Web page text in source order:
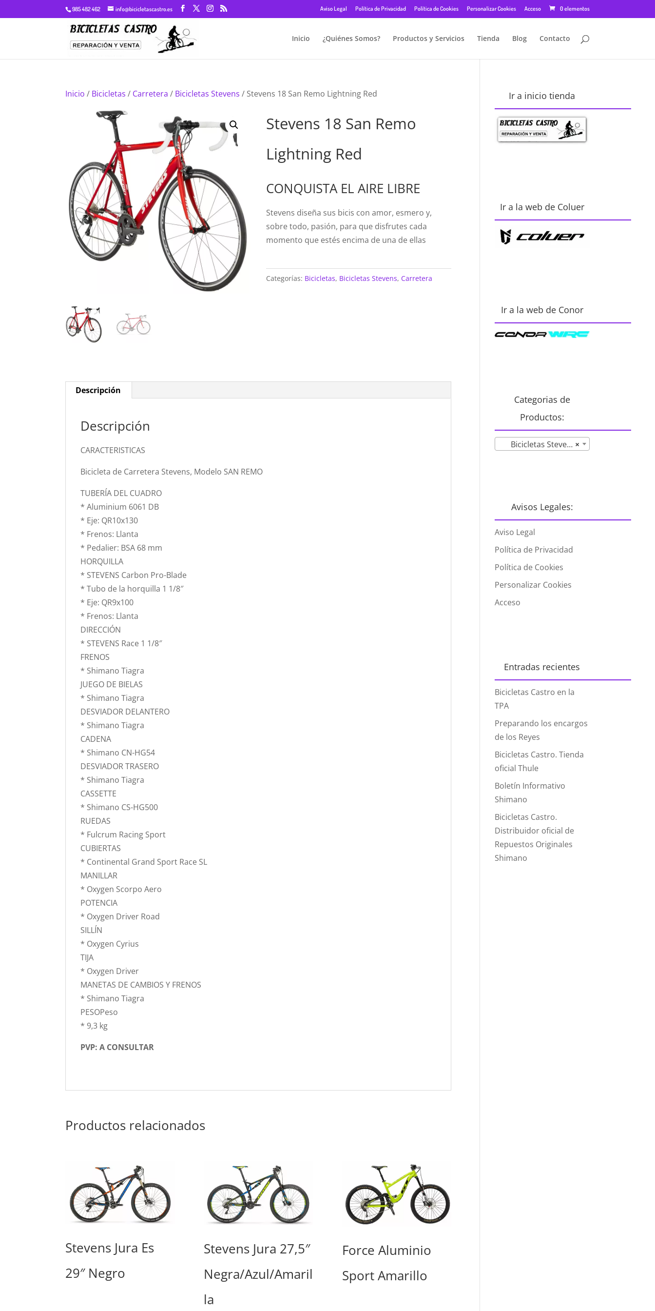
985 482 462 info@bicicletascastro.es Aviso Legal Política de Privacidad Política de Cookies Personalizar Cookies Acceso 0 elementos
Inicio ¿Quiénes Somos? Productos y Servicios Tienda Blog Contacto
Inicio / Bicicletas / Carretera / Bicicletas Stevens / Stevens 18 San Remo Lightning Red
Stevens 18 San Remo
Lightning Red
CONQUISTA EL AIRE LIBRE
Stevens diseña sus bicis con amor, esmero y,
sobre todo, pasión, para que disfrutes cada
momento que estés encima de una de ellas
Categorías: Bicicletas, Bicicletas Stevens,Carretera
Descripción
Descripción
CARACTERISTICAS
Bicicleta de Carretera Stevens, Modelo SAN REMO
TUBERÍA DEL CUADRO
* Aluminium 6061 DB
* Eje: QR10x130
* Frenos: Llanta
* Pedalier: BSA 68 mm
HORQUILLA
* STEVENS Carbon Pro-Blade
* Tubo de la horquilla 1 1/8″
* Eje: QR9x100
* Frenos: Llanta
DIRECCIÓN
* STEVENS Race 1 1/8″
FRENOS
* Shimano Tiagra
JUEGO DE BIELAS
* Shimano Tiagra
DESVIADOR DELANTERO
* Shimano Tiagra
CADENA
* Shimano CN-HG54
DESVIADOR TRASERO
* Shimano Tiagra
CASSETTE
* Shimano CS-HG500
RUEDAS
* Fulcrum Racing Sport
CUBIERTAS
* Continental Grand Sport Race SL
MANILLAR
* Oxygen Scorpo Aero
POTENCIA
* Oxygen Driver Road
SILLÍN
* Oxygen Cyrius
TIJA
* Oxygen Driver
MANETAS DE CAMBIOS Y FRENOS
* Shimano Tiagra
PESOPeso
* 9,3 kg
PVP: A CONSULTAR
Productos relacionados
Stevens Jura Es
29″ Negro
Stevens Jura 27,5″
Negra/Azul/Amaril
la
Force Aluminio
Sport Amarillo
Ir a inicio tienda
Ir a la web de Coluer
Ir a la web de Conor
Categorias de
Productos:
×
Bicicletas Stevens
Avisos Legales:
Aviso Legal
Política de Privacidad
Política de Cookies
Personalizar Cookies
Acceso
Entradas recientes
Bicicletas Castro en la
TPA
Preparando los encargos
de los Reyes
Bicicletas Castro. Tienda
oficial Thule
Boletín Informativo
Shimano
Bicicletas Castro.
Distribuidor oficial de
Repuestos Originales
Shimano